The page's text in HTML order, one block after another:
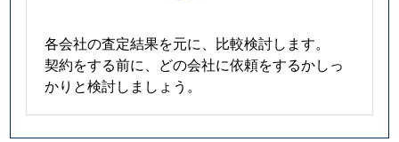
各会社の査定結果を元に、比較検討します。
契約をする前に、どの会社に依頼をするかしっ
かりと検討しましょう。